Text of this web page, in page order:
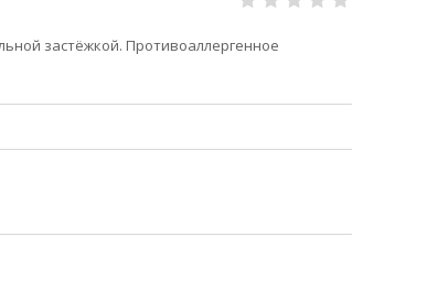
застёжкой. Противоаллергенное